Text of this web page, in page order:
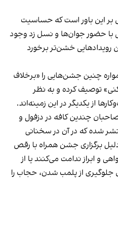
این باور است که حساسیت
حضور جوان‌ها و نسل زد وجود
رویدادهایی خشن‌تر برخورد
چنین جشن‌هایی را «برخلاف
توصیف کرده و به نظر
از یکدیگر در این زمینه‌اند.
چندین کافه در دزفول و
شده که در آن در سخنانی
برگزاری جشن همراه با رقص
و ابراز ندامت می‌کنند یا از
از پلمب شدن، حجاب را